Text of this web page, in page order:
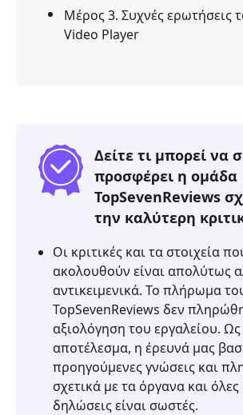
Μέρος 3. Συχνές ερωτήσεις
Video Player
Δείτε τι μπορεί να
προσφέρει η ομάδα
TopSevenReviews
την καλύτερη
Οι κριτικές και τα στοιχεία
ακολουθούν είναι απολύτως
αντικειμενικά. Το πλήρωμα
TopSevenReviews δεν
αξιολόγηση του εργαλείου. Ως
αποτέλεσμα, η έρευνά μας
προηγούμενες γνώσεις και
σχετικά με τα όργανα και όλες
δηλώσεις είναι σωστές.